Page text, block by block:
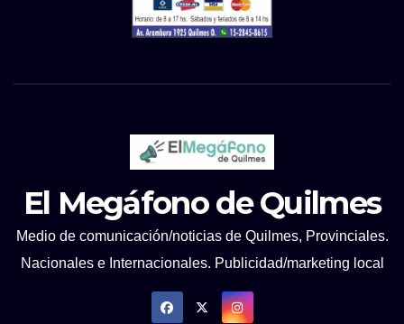
El Megáfono de Quilmes
Medio de comunicación/noticias de Quilmes, Provinciales.
Nacionales e Internacionales. Publicidad/marketing local